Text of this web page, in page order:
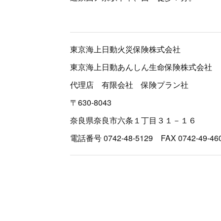
東京海上日動火災保険株式会社
東京海上日動あんしん生命保険株式会社
代理店 有限会社 保険プラン社
〒630-8043
奈良県奈良市六条１丁目３１－１６
電話番号 0742-48-5129 FAX 0742-49-